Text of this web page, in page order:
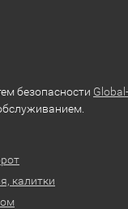
безопасности Global-
калитки